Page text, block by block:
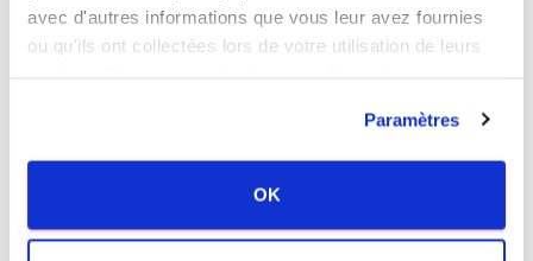
avec d'autres informations que vous leur avez fournies
ou qu'ils ont collectées lors de votre utilisation de leurs
Paramètres
OK
Avantage de ce tracé : moins fréquenté, on peut
croiser des cervidés, et il permet de rejoindre
– La GTMC passe à proximité de notre domaine,